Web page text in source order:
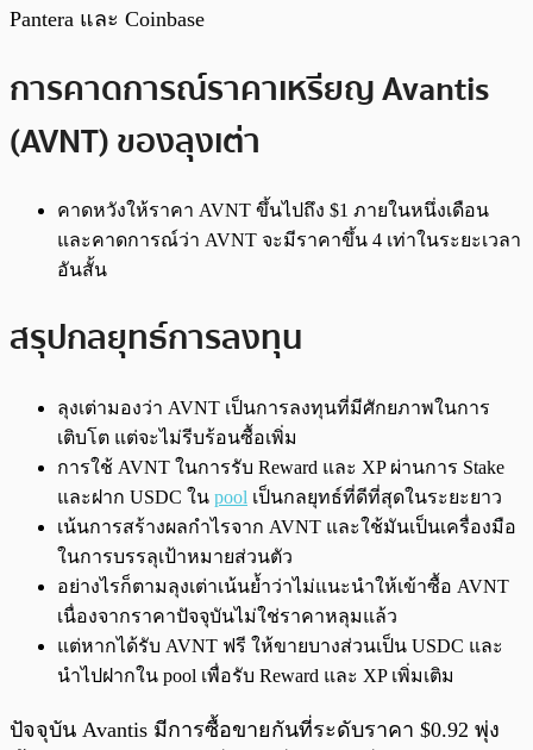
Pantera และ Coinbase
การคาดการณ์ราคาเหรียญ Avantis
(AVNT) ของลุงเต่า
คาดหวังให้ราคา AVNT ขึ้นไปถึง $1 ภายในหนึ่งเดือน
และคาดการณ์ว่า AVNT จะมีราคาขึ้น 4 เท่าในระยะเวลา
อันสั้น
สรุปกลยุทธ์การลงทุน
ลุงเต่ามองว่า AVNT เป็นการลงทุนที่มีศักยภาพในการ
เติบโต แต่จะไม่รีบร้อนซื้อเพิ่ม
การใช้ AVNT ในการรับ Reward และ XP ผ่านการ Stake
และฝาก USDC ใน pool เป็นกลยุทธ์ที่ดีที่สุดในระยะยาว
เน้นการสร้างผลกำไรจาก AVNT และใช้มันเป็นเครื่องมือ
ในการบรรลุเป้าหมายส่วนตัว
อย่างไรก็ตามลุงเต่าเน้นย้ำว่าไม่แนะนำให้เข้าซื้อ AVNT
เนื่องจากราคาปัจจุบันไม่ใช่ราคาหลุมแล้ว
แต่หากได้รับ AVNT ฟรี ให้ขายบางส่วนเป็น USDC และ
นำไปฝากใน pool เพื่อรับ Reward และ XP เพิ่มเติม
ปัจจุบัน Avantis มีการซื้อขายกันที่ระดับราคา $0.92 พุ่ง